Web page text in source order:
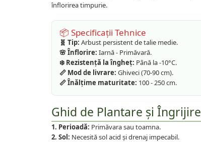
Trandafiri copac
Trandafiri pomisor plangator
Trandafiri urcatori
înflorirea timpurie.
📦 Specificații Tehnice
🧬 Tip: Arbust persistent de talie medie.
🌸 Înflorire: Iarnă - Primăvară.
❄️ Rezistență la îngheț: Până la -10°C.
📏 Mod de livrare: Ghiveci (70-90 cm).
📏 Înălțime maturitate: 100 - 250 cm.
Ghid de Plantare și Îngrijire
1. Perioadă: Primăvara sau toamna.
2. Sol: Necesită sol acid și drenaj impecabil.